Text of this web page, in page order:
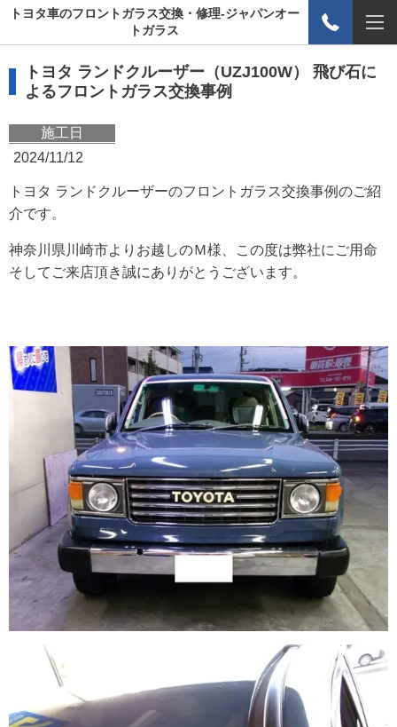
トヨタ車のフロントガラス交換・修理-ジャパンオー
トガラス
トヨタ ランドクルーザー（UZJ100W） 飛び石に
よるフロントガラス交換事例
施工日
2024/11/12
トヨタ ランドクルーザーのフロントガラス交換事例のご紹
介です。
神奈川県川崎市よりお越しのＭ様、この度は弊社にご用命
そしてご来店頂き誠にありがとうございます。